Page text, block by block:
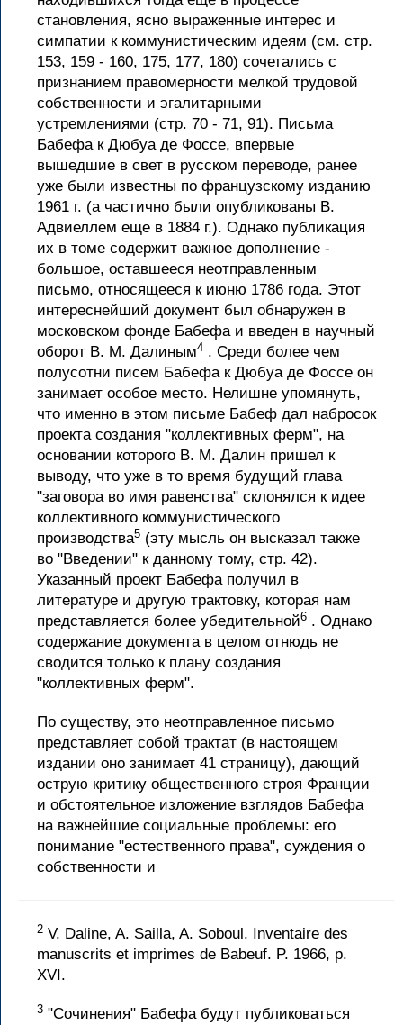
становления, ясно выраженные интерес и
симпатии к коммунистическим идеям (см. стр.
153, 159 - 160, 175, 177, 180) сочетались с
признанием правомерности мелкой трудовой
собственности и эгалитарными
устремлениями (стр. 70 - 71, 91). Письма
Бабефа к Дюбуа де Фоссе, впервые
вышедшие в свет в русском переводе, ранее
уже были известны по французскому изданию
1961 г. (а частично были опубликованы В.
Адвиеллем еще в 1884 г.). Однако публикация
их в томе содержит важное дополнение -
большое, оставшееся неотправленным
письмо, относящееся к июню 1786 года. Этот
интереснейший документ был обнаружен в
московском фонде Бабефа и введен в научный
оборот В. М. Далиным4 . Среди более чем
полусотни писем Бабефа к Дюбуа де Фоссе он
занимает особое место. Нелишне упомянуть,
что именно в этом письме Бабеф дал набросок
проекта создания "коллективных ферм", на
основании которого В. М. Далин пришел к
выводу, что уже в то время будущий глава
"заговора во имя равенства" склонялся к идее
коллективного коммунистического
производства5 (эту мысль он высказал также
во "Введении" к данному тому, стр. 42).
Указанный проект Бабефа получил в
литературе и другую трактовку, которая нам
представляется более убедительной6 . Однако
содержание документа в целом отнюдь не
сводится только к плану создания
"коллективных ферм".
По существу, это неотправленное письмо
представляет собой трактат (в настоящем
издании оно занимает 41 страницу), дающий
острую критику общественного строя Франции
и обстоятельное изложение взглядов Бабефа
на важнейшие социальные проблемы: его
понимание "естественного права", суждения о
собственности и
2 V. Daline, A. Sailla, A. Soboul. Inventaire des
manuscrits et imprimes de Babeuf. P. 1966, p.
XVI.
3 "Сочинения" Бабефа будут публиковаться